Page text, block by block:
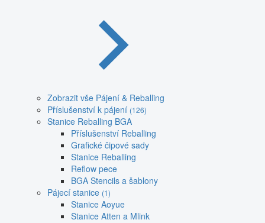
Zobrazit vše Pájení & Reballing
Příslušenství k pájení (126)
Stanice Reballing BGA
Příslušenství Reballing
Grafické čipové sady
Stanice Reballing
Reflow pece
BGA Stencils a šablony
Pájecí stanice (1)
Stanice Aoyue
Stanice Atten a Mlink